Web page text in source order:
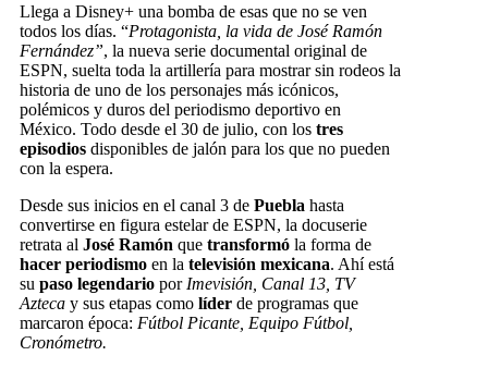
Llega a Disney+ una bomba de esas que no se ven
todos los días. “Protagonista, la vida de José Ramón
Fernández”, la nueva serie documental original de
ESPN, suelta toda la artillería para mostrar sin rodeos la
historia de uno de los personajes más icónicos,
polémicos y duros del periodismo deportivo en
México. Todo desde el 30 de julio, con los tres
episodios disponibles de jalón para los que no pueden
con la espera.
Desde sus inicios en el canal 3 de Puebla hasta
convertirse en figura estelar de ESPN, la docuserie
retrata al José Ramón que transformó la forma de
hacer periodismo en la televisión mexicana. Ahí está
su paso legendario por Imevisión, Canal 13, TV
Azteca y sus etapas como líder de programas que
marcaron época: Fútbol Picante, Equipo Fútbol,
Cronómetro.